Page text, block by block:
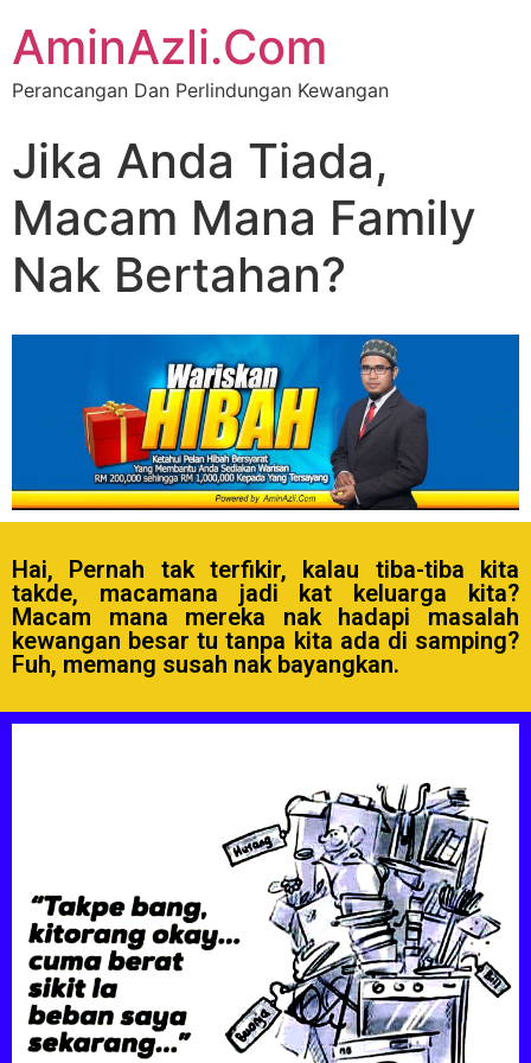
AminAzli.Com
Perancangan Dan Perlindungan Kewangan
Jika Anda Tiada,
Macam Mana Family
Nak Bertahan?
Hai, Pernah tak terfikir, kalau tiba-tiba kita
takde, macamana jadi kat keluarga kita?
Macam mana mereka nak hadapi masalah
kewangan besar tu tanpa kita ada di samping?
Fuh, memang susah nak bayangkan.